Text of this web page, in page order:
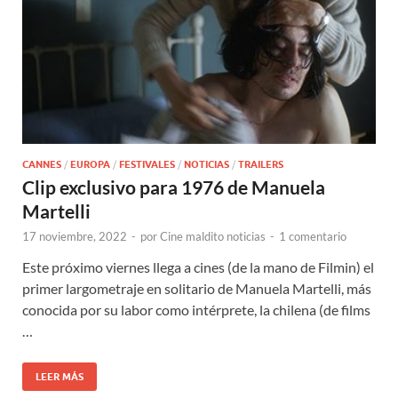
CANNES / EUROPA / FESTIVALES / NOTICIAS / TRAILERS
Clip exclusivo para 1976 de Manuela
Martelli
17 noviembre, 2022 - porCine maldito noticias - 1 comentario
Este próximo viernes llega a cines (de la mano de Filmin) el
primer largometraje en solitario de Manuela Martelli, más
conocida por su labor como intérprete, la chilena (de films
…
LEER MÁS